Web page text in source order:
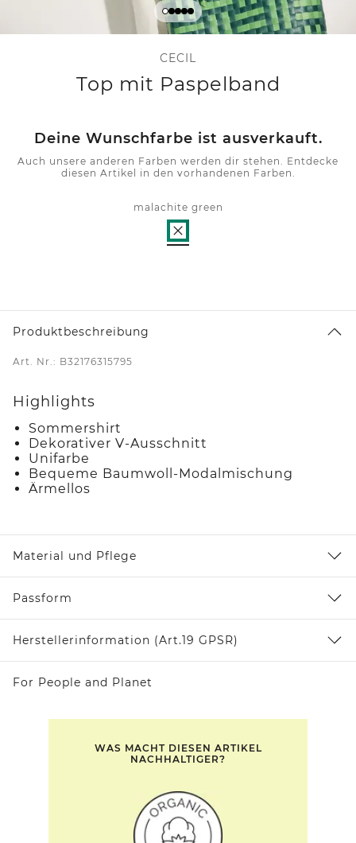
CECIL
Top mit Paspelband
Deine Wunschfarbe ist ausverkauft.
Auch unsere anderen Farben werden dir stehen. Entdecke
diesen Artikel in den vorhandenen Farben.
malachite green
Produktbeschreibung
Art. Nr.: B32176315795
Highlights
Sommershirt
Dekorativer V-Ausschnitt
Unifarbe
Bequeme Baumwoll-Modalmischung
Ärmellos
Material und Pflege
Passform
Herstellerinformation (Art.19 GPSR)
For People and Planet
WAS MACHT DIESEN ARTIKEL
NACHHALTIGER?